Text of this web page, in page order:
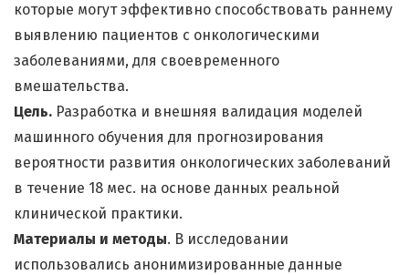
которые могут эффективно способствовать раннему
выявлению пациентов с онкологическими
заболеваниями, для своевременного
вмешательства.
Цель. Разработка и внешняя валидация моделей
машинного обучения для прогнозирования
вероятности развития онкологических заболеваний
в течение 18 мес. на основе данных реальной
клинической практики.
Материалы и методы. В исследовании
использовались анонимизированные данные